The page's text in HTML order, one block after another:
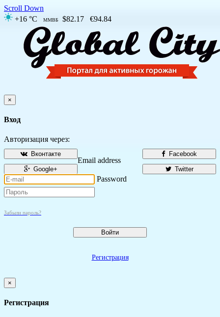
Scroll Down
+16 °C
ММВБ $82.17 €94.84
×
Вход
Авторизация через:
Facebook
Вконтакте
Twitter
Google+
Email address
Password
Забыли пароль?
Войти
Регистрация
×
Регистрация